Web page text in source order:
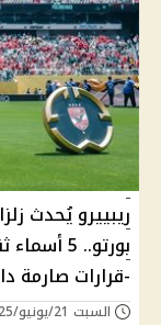
ريبييرو يُحدث
بورتو..
-قرارات صارمة
السبت 21/يونيو/2025 - 01:47 م